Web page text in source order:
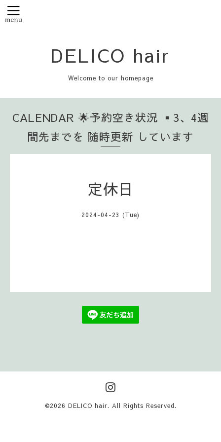
DELICO hair
Welcome to our homepage
CALENDAR 🌟予約空き状況 ▪️3、4週
間先までを 随時更新 しています
定休日
2024-04-23 (Tue)
©2026 DELICO hair. All Rights Reserved.